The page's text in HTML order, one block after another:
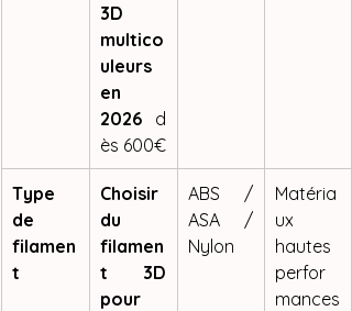
3D
multico
uleurs
en
2026 d
ès 600€
Type
de
filamen
t
Choisir
du
filamen
t 3D
pour
ABS /
ASA /
Nylon
Matéria
ux
hautes
perfor
mances